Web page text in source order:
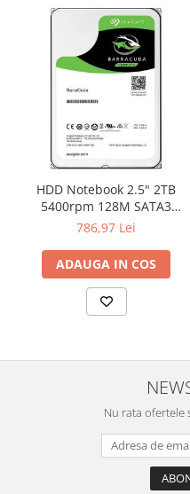
Multiboard & Accessorii
Multimedia
Foto & Video
Sisteme Videoconferinta
Securitate Date
Firewall
HDD Notebook 2.5" 2TB
5400rpm 128M SATA3
SEAGATE
786,97 Lei
ADAUGA IN COS
Nu rata ofertele